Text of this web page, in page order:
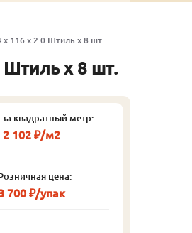
x 116 x 2.0 Штиль x 8 шт.
Штиль x 8 шт.
квадратный метр:
2 102 ₽/м2
цена:
700 ₽/упак